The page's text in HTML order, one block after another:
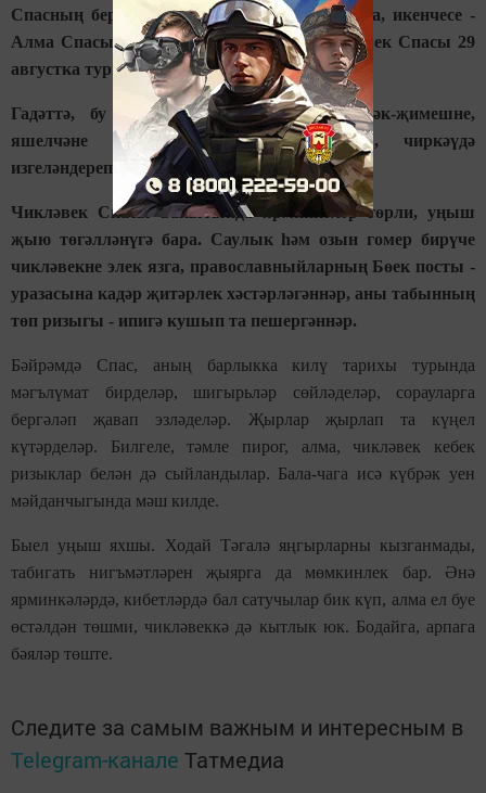
Спасның беренчесе - Бал Спасы 14 августка, икенчесе -
Алма Спасы - 19 августка, ә өченче, Чикләвек Спасы 29
августка туры килә.
Гадәттә, бу вакытта уңыш өлгерә, җиләк-җимешне,
яшелчәне һәм башка ашамлыкларны, чиркәүдә
изгеләндереп, кулланырга рөхсәт ителә.
Чикләвек Спасы вакытында ярминкәләр гөрли, уңыш
җыю төгәлләнүгә бара. Саулык һәм озын гомер бирүче
чикләвекне элек язга, православныйларның Бөек посты -
уразасына кадәр җитәрлек хәстәрләгәннәр, аны табынның
төп ризыгы - ипигә кушып та пешергәннәр.
Бәйрәмдә Спас, аның барлыкка килү тарихы турында
мәгълүмат бирделәр, шигырьләр сөйләделәр, сорауларга
бергәләп җавап эзләделәр. Җырлар җырлап та күңел
күтәрделәр. Билгеле, тәмле пирог, алма, чикләвек кебек
ризыклар белән дә сыйландылар. Бала-чага исә күбрәк уен
мәйданчыгында мәш килде.
Быел уңыш яхшы. Ходай Тәгалә яңгырларны кызганмады,
табигать нигъмәтләрен җыярга да мөмкинлек бар. Әнә
ярминкәләрдә, кибетләрдә бал сатучылар бик күп, алма ел буе
өстәлдән төшми, чикләвеккә дә кытлык юк. Бодайга, арпага
бәяләр төште.
Следите за самым важным и интересным в
Telegram-канале Татмедиа